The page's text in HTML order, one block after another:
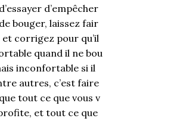
d’empêcher
bouger, laissez fair
et corrigez pour qu’il
quand il ne bou
inconfortable si il
autres, c’est faire
tout ce que vous v
et tout ce que